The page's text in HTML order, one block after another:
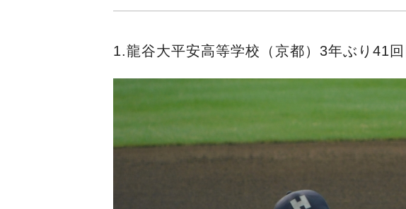
1.龍谷大平安高等学校（京都）3年ぶり41回